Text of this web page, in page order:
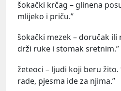
šokački krčag – glinena
mlijeko i priču.”
šokački mezek – doručak ili
drži ruke i stomak sretnim.”
žeteoci – ljudi koji beru žito.
rade, pjesma ide za njima.”